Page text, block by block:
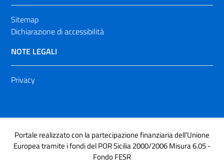
Sitemap
Dichiarazione di accessibilità
NOTE LEGALI
Privacy
Portale realizzato con la partecipazione finanziaria dell'Unione
Europea tramite i fondi del POR Sicilia 2000/2006 Misura 6.05 -
Fondo FESR